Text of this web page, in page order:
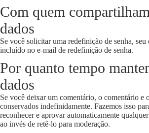
Com quem
dados
Se você solicitar uma redefinição de senha, seu
incluído no e-mail de redefinição de senha.
Por quanto tempo
dados
Se você deixar um comentário, o comentário e
conservados indefinidamente. Fazemos isso
reconhecer e aprovar automaticamente
ao invés de retê-lo para moderação.